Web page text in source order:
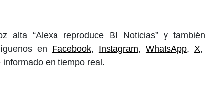
alta “Alexa reproduce BI Noticias” y también
en Facebook, Instagram, WhatsApp, X,
informado en tiempo real.